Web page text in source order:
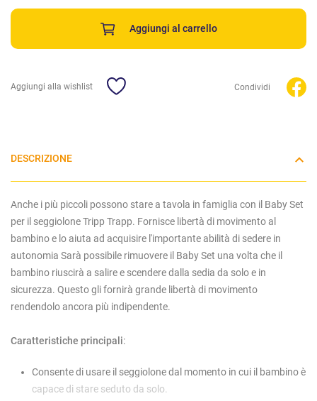
Aggiungi al carrello
Aggiungi alla wishlist Condividi
DESCRIZIONE
Anche i più piccoli possono stare a tavola in famiglia con il Baby Set
per il seggiolone Tripp Trapp. Fornisce libertà di movimento al
bambino e lo aiuta ad acquisire l'importante abilità di sedere in
autonomia Sarà possibile rimuovere il Baby Set una volta che il
bambino riuscirà a salire e scendere dalla sedia da solo e in
sicurezza. Questo gli fornirà grande libertà di movimento
rendendolo ancora più indipendente.
Caratteristiche principali:
Consente di usare il seggiolone dal momento in cui il bambino è
capace di stare seduto da solo.